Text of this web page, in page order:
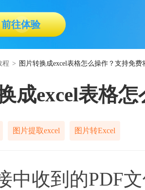
前往体验
程 > 图片转换成excel表格怎么操作？支持免费
成excel表格
图片提取excel 图片转Excel
中收到的PDF